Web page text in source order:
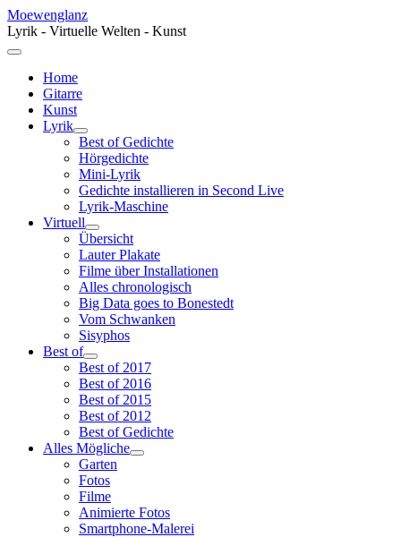
Moewenglanz
Lyrik - Virtuelle Welten - Kunst
Home
Gitarre
Kunst
Lyrik
Best of Gedichte
Hörgedichte
Mini-Lyrik
Gedichte installieren in Second Live
Lyrik-Maschine
Virtuell
Übersicht
Lauter Plakate
Filme über Installationen
Alles chronologisch
Big Data goes to Bonestedt
Vom Schwanken
Sisyphos
Best of
Best of 2017
Best of 2016
Best of 2015
Best of 2012
Best of Gedichte
Alles Mögliche
Garten
Fotos
Filme
Animierte Fotos
Smartphone-Malerei